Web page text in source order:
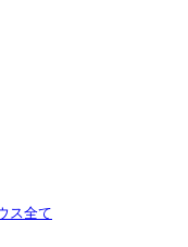
ス全て